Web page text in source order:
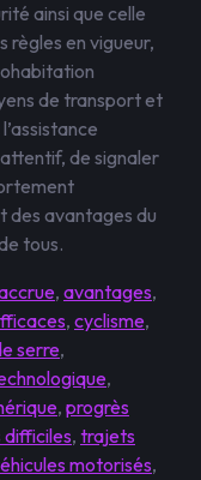
ainsi que celle
règles en vigueur,
de transport et
de signaler
des avantages du
tous.
, avantages,
, cyclisme,
serre,
,
, progrès
, trajets
motorisés,